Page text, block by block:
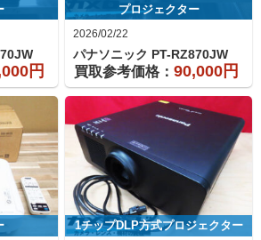
円
プロジェクター
2026/02/22
パナソニック PT-RZ870JW
買取参考価格： 90,000円
1チップDLP方式プロジェクター